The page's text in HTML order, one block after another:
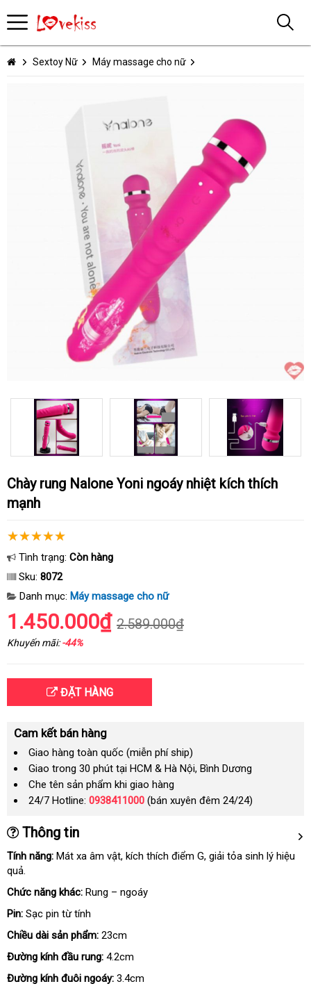
Sextoy Nữ Máy massage cho nữ
Chày rung Nalone Yoni ngoáy nhiệt kích thích
mạnh
Tình trạng: Còn hàng
Sku: 8072
Danh mục: Máy massage cho nữ
1.450.000₫ 2.589.000₫
Khuyến mãi:-44%
ĐẶT HÀNG
Cam kết bán hàng
Giao hàng toàn quốc (miễn phí ship)
Giao trong 30 phút tại HCM & Hà Nội, Bình Dương
Che tên sản phẩm khi giao hàng
24/7 Hotline: 0938411000 (bán xuyên đêm 24/24)
Thông tin
Tính năng: Mát xa âm vậtvoucher
, kích thích điểm Gđại
, giải tỏa sinh lý hiệu
quả.
Chức năng khác: Rung – ngoáy
Pin: Sạc pin từ tính
Chiều dài sản phẩm: 23cm
Đường kính đầu rung: 4.2cm
Đường kính đuôi ngoáy: 3.4cm